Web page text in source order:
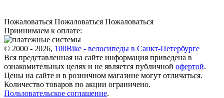
Пожаловаться Пожаловаться Пожаловаться
Приинимаем к оплате:
© 2000 - 2026, 100Bike - велосипеды в Санкт-Петербурге
Вся представленная на сайте информация приведена в
ознакомительных целях и не является публичной офертой.
Цены на сайте и в розничном магазине могут отличаться.
Количество товаров по акции ограничено.
Пользовательское соглашение.